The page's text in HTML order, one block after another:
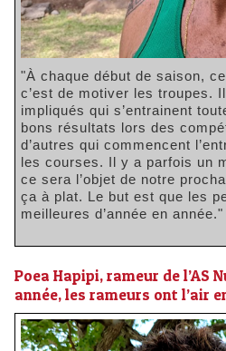
"À chaque début de saison, ce qui est compliqué,
c’est de motiver les troupes.
impliqués qui s’entrainent
bons résultats lors des
d’autres qui commencent
les courses. Il y a parfois un
ce sera l’objet de notre
ça à plat. Le but est que les
meilleures d’année en année."
Poea Hapipi, rameur de l’AS
année, les rameurs ont l’air